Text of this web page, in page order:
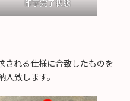
印字完了状態
される仕様に合致したものを
致します。